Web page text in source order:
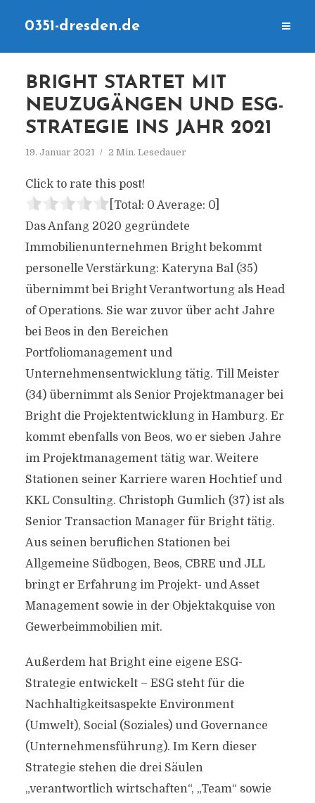
0351-dresden.de
BRIGHT STARTET MIT
NEUZUGÄNGEN UND ESG-
STRATEGIE INS JAHR 2021
19. Januar 2021 2 Min. Lesedauer
Click to rate this post!
[Total: 0 Average: 0]
Das Anfang 2020 gegründete
Immobilienunternehmen Bright bekommt
personelle Verstärkung: Kateryna Bal (35)
übernimmt bei Bright Verantwortung als Head
of Operations. Sie war zuvor über acht Jahre
bei Beos in den Bereichen
Portfoliomanagement und
Unternehmensentwicklung tätig. Till Meister
(34) übernimmt als Senior Projektmanager bei
Bright die Projektentwicklung in Hamburg. Er
kommt ebenfalls von Beos, wo er sieben Jahre
im Projektmanagement tätig war. Weitere
Stationen seiner Karriere waren Hochtief und
KKL Consulting. Christoph Gumlich (37) ist als
Senior Transaction Manager für Bright tätig.
Aus seinen beruflichen Stationen bei
Allgemeine Südbogen, Beos, CBRE und JLL
bringt er Erfahrung im Projekt- und Asset
Management sowie in der Objektakquise von
Gewerbeimmobilien mit.
Außerdem hat Bright eine eigene ESG-
Strategie entwickelt – ESG steht für die
Nachhaltigkeitsaspekte Environment
(Umwelt), Social (Soziales) und Governance
(Unternehmensführung). Im Kern dieser
Strategie stehen die drei Säulen
„verantwortlich wirtschaften“, „Team“ sowie